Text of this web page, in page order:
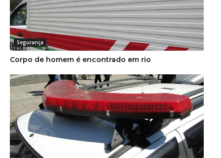
Segurança
Corpo de homem é encontrado em rio